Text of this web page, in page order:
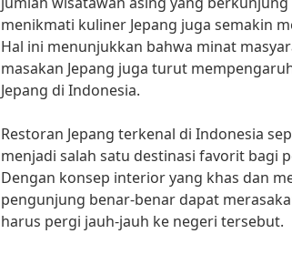
menikmati kuliner Jepang juga semakin
Hal ini menunjukkan bahwa minat
masakan Jepang juga turut
Jepang di Indonesia.
Restoran Jepang terkenal di Indonesia
menjadi salah satu destinasi favorit bagi
Dengan konsep interior yang khas dan
pengunjung benar-benar dapat
harus pergi jauh-jauh ke negeri tersebut.